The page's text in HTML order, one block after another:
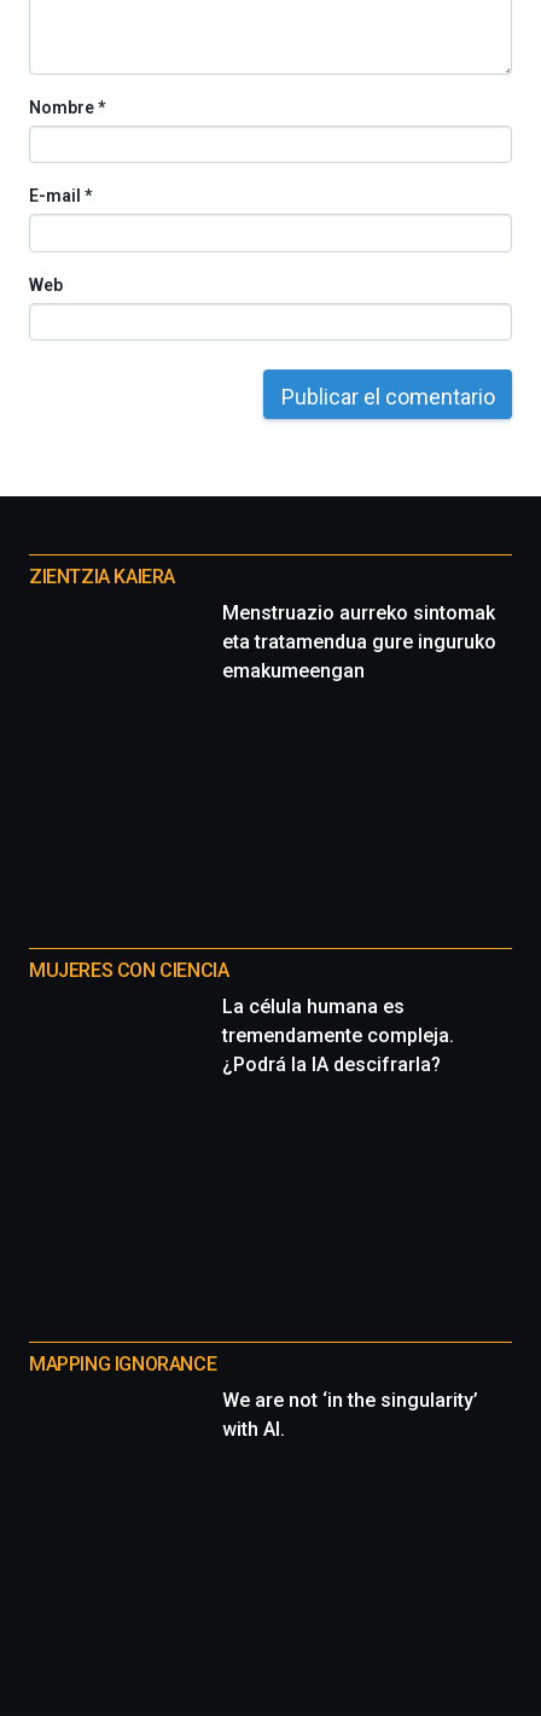
iniciativa,
organizada
Nombre*
E-mail *
Web
proyectos
ZIENTZIA KAIERA
Menstruazio aurreko sintomak
eta tratamendua gure inguruko
emakumeengan
MUJERES CON CIENCIA
La célula humana es
tremendamente compleja.
¿Podrá la IA descifrarla?
MAPPING IGNORANCE
We are not ‘in the singularity’
with AI.